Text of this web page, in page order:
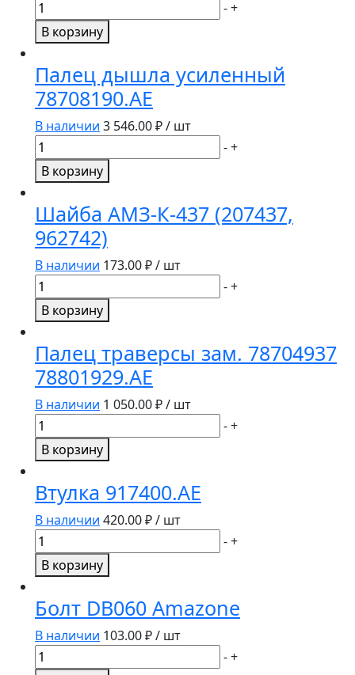
Количество
товара
Датчик
пролета
семян
ДППа
-+
В корзину
Палец дышла усиленный
78708190.AE
В наличии 3 546.00₽ / шт
Количество
товара
Палец
усиленный
78708190.AE
-+
В корзину
Шайба АМЗ-К-437 (207437,
962742)
В наличии 173.00₽ / шт
Количество
товара
Шайба
К-437
(207437,
962742)
-+
В корзину
Палец траверсы зам. 78704937
78801929.AE
В наличии 1 050.00₽ / шт
Количество
товара
Палец
зам.
78704937
78801929.AE
-+
В корзину
Втулка 917400.AE
В наличии 420.00₽ / шт
Количество
товара
Втулка
-+
В корзину
Болт DB060 Amazone
В наличии 103.00₽ / шт
Количество
-+